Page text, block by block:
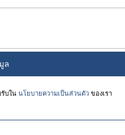
บใน นโยบายความเป็นส่วนตัวของเรา